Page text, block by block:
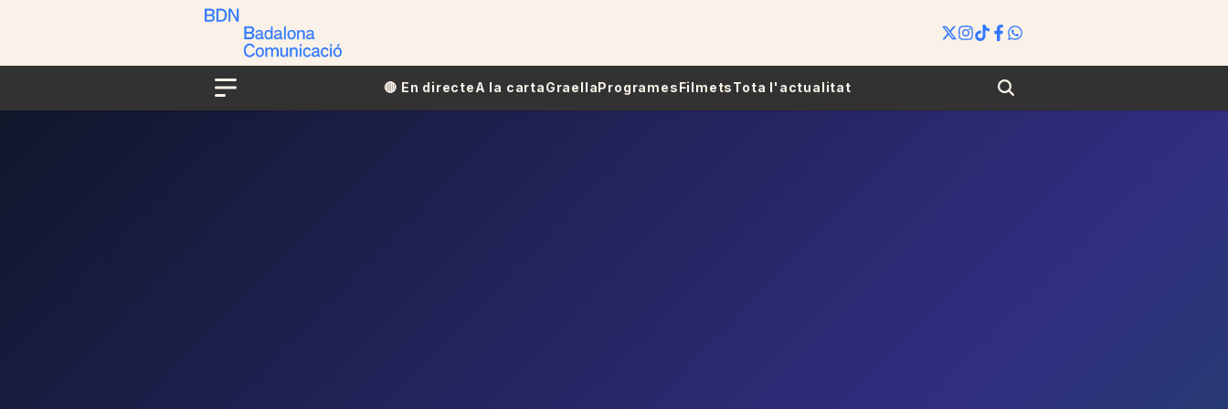
Menu
🔴​​ En directeA la cartaGraellaProgramesFilmetsTota l'actualitat Search